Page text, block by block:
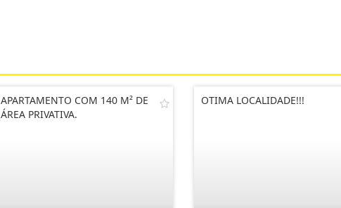
APARTAMENTO COM 140 M² DE
ÁREA PRIVATIVA.
OTIMA LOCALIDADE!!!